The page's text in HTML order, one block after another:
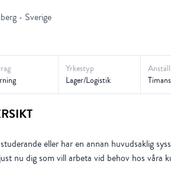
• Sverige
Lager/Logistik
Yrkestyp
eller har en annan huvudsaklig
nu dig som vill arbeta vid behov hos våra